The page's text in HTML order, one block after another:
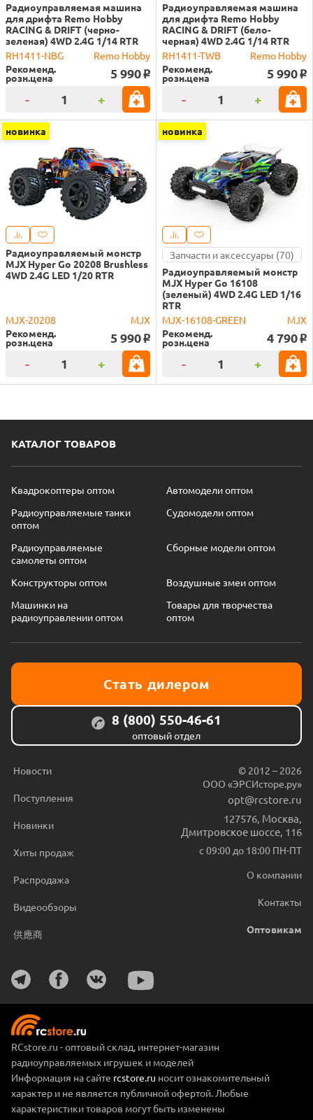
Радиоуправляемая машина
для дрифта Remo Hobby
RACING & DRIFT (черно-
зеленая) 4WD 2.4G 1/14 RTR
RH1411-NBG
Remo Hobby
Рекоменд.
розн.цена 5 990 o
- +
Радиоуправляемая машина
для дрифта Remo Hobby
RACING & DRIFT (бело-
черная) 4WD 2.4G 1/14 RTR
RH1411-TWB
Remo Hobby
Рекоменд.
розн.цена 5 990 o
- +
новинка
Радиоуправляемый монстр
MJX Hyper Go 20208 Brushless
4WD 2.4G LED 1/20 RTR
MJX-20208
MJX
Рекоменд.
розн.цена 5 990 o
- +
новинка
Запчасти и аксессуары (70)
Радиоуправляемый монстр
MJX Hyper Go 16108
(зеленый) 4WD 2.4G LED 1/16
RTR
MJX-16108-GREEN
MJX
Рекоменд.
розн.цена 4 790 o
- +
КАТАЛОГ ТОВАРОВ
Квадрокоптеры оптом
Автомодели оптом
Радиоуправляемые танки
оптом
Судомодели оптом
Радиоуправляемые
самолеты оптом
Сборные модели оптом
Конструкторы оптом
Воздушные змеи оптом
Машинки на
радиоуправлении оптом
Товары для творчества
оптом
Стать дилером
8 (800) 550-46-61
оптовый отдел
Новости
Поступления
Новинки
Хиты продаж
Распродажа
Видеообзоры
供應商
© 2012 – 2026
ООО «ЭРСИсторе.ру»
opt@rcstore.ru
127576 Москва
Дмитровское шоссе, 116
с 09:00 до 18:00 ПН-ПТ
О компании
Контакты
Оптовикам
RCstore.ru - оптовый склад, интернет-магазин
радиоуправляемых игрушек и моделей
Информация на сайте rcstore.ru носит ознакомительный
характер и не является публичной офертой. Любые
характеристики товаров могут быть изменены